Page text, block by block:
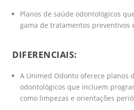
Planos de saúde odontológicos
gama de tratamentos preventivos
DIFERENCIAIS:
A Unimed Odonto oferece planos
odontológicos que incluem
como limpezas e orientações